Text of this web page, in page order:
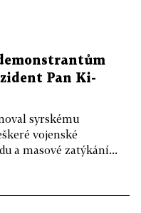
Pan Ki-
syrskému
vojenské
a masové zatýkání...